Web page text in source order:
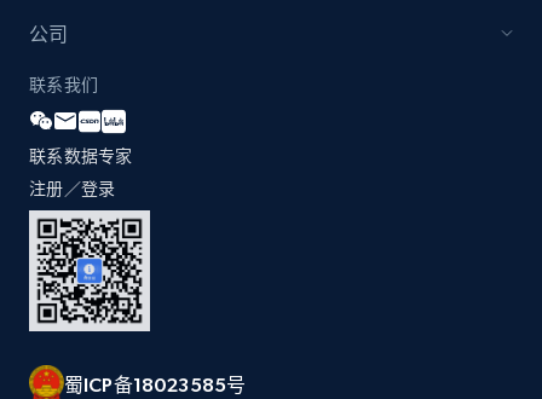
price, Currency, Availability, Reviews count, and
2.1K+
Amazon products global dataset - Collect
products from Brands URLs
Title, Seller name, Brand, Description, Initial
price, Currency, Availability, Reviews count, and
公司
联系我们
联系数据专家
注册／登录
蜀ICP备18023585号